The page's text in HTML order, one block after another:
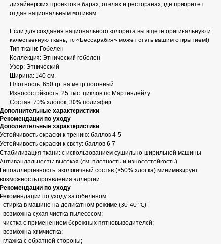
дизайнерских проектов в барах, отелях и ресторанах, где приоритет
отдан национальным мотивам.
Если для создания национального колорита вы ищете оригинальную и
качественную ткань, то «Бессарабия» может стать вашим открытием!)
Тип ткани: Гобелен
Коллекция: Этнический гобелен
Узор: Этнический
Ширина: 140 см.
Плотность: 650 гр. на метр погонный
Износостойкость: 25 тыс. циклов по Мартиндейлу
Состав: 70% хлопок, 30% полиэфир
Дополнительные характеристики
Рекомендации по уходу
Дополнительные характеристики
Устойчивость окраски к трению: баллов 4-5
Устойчивость окраски к свету: баллов 6-7
Стабилизация ткани: с использованием сушильно-ширильной машины
Антивандальность: высокая (см. плотность и износостойкость)
Гипоаллергенность: экологичный состав (>50% хлопка) минимизирует
возможность проявления аллергии
Рекомендации по уходу
Рекомендации по уходу за гобеленом:
- стирка в машине на деликатном режиме (30-40 ℃);
- возможна сухая чистка пылесосом;
- чистка с применением бережных пятновыводителей;
- возможна химчистка;
- глажка с обратной стороны;